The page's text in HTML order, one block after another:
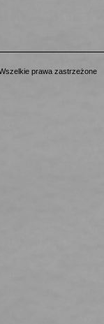
prawa